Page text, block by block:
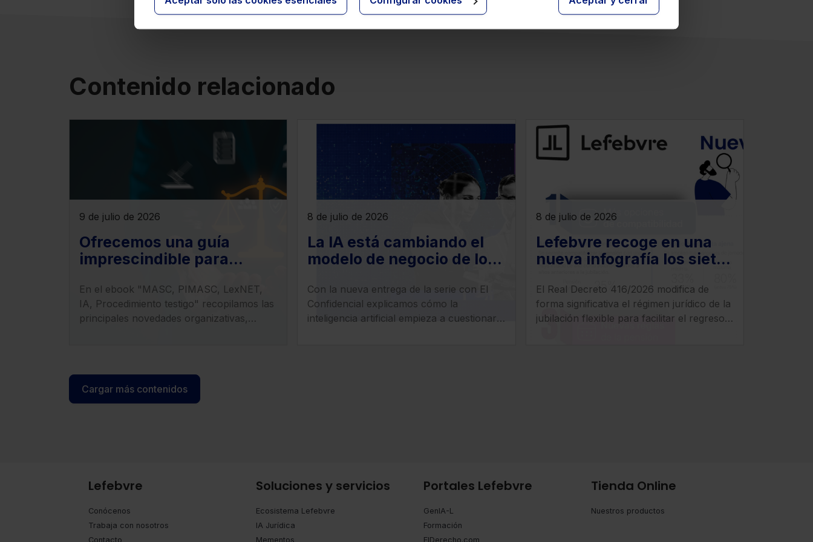
Contenido relacionado
9 de julio de 2026
Ofrecemos una guía
imprescindible para
LO 1/2025 en la
transformación del
sistema judicial
En el ebook "MASC, PIMASC, LexNET,
IA, Procedimiento testigo" recopilamos las
principales novedades organizativas,
8 de julio de 2026
La IA está cambiando el
modelo de negocio de los
la era del ‘superabogado’
Con la nueva entrega de la serie con El
Confidencial explicamos cómo la
inteligencia artificial empieza a cuestionar
8 de julio de 2026
Lefebvre recoge en una
nueva infografía los siete
que introduce el Real
Decreto 416/2026
El Real Decreto 416/2026 modifica de
forma significativa el régimen jurídico de la
jubilación flexible para facilitar el regreso
Cargar más contenidos
Lefebvre
Conócenos
Trabaja con nosotros
Contacto
Soluciones y servicios
Ecosistema Lefebvre
IA Jurídica
Mementos
Portales Lefebvre
GenIA-L
Formación
ElDerecho.com
Tienda Online
Nuestros productos